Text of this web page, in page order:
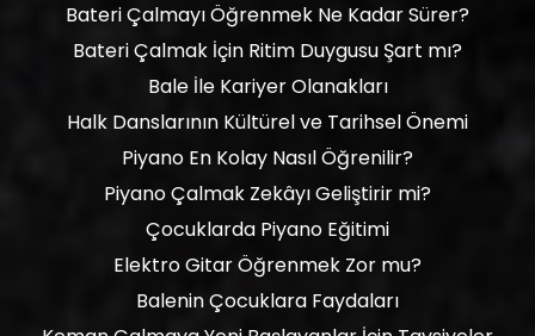
Bateri Çalmayı Öğrenmek Ne Kadar Sürer?
Bateri Çalmak İçin Ritim Duygusu Şart mı?
Bale İle Kariyer Olanakları
Halk Danslarının Kültürel ve Tarihsel Önemi
Piyano En Kolay Nasıl Öğrenilir?
Piyano Çalmak Zekâyı Geliştirir mi?
Çocuklarda Piyano Eğitimi
Elektro Gitar Öğrenmek Zor mu?
Balenin Çocuklara Faydaları